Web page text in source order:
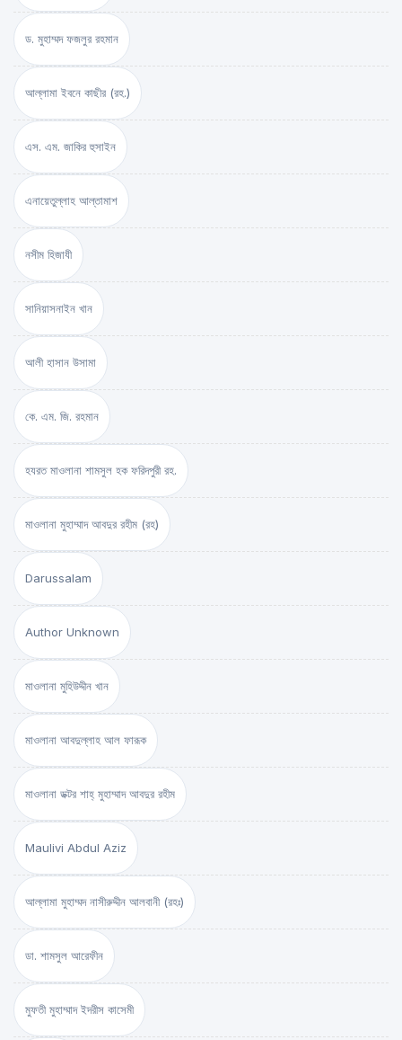
ড. মুহাম্মদ ফজলুর রহমান
আল্লামা ইবনে কাছীর (রহ.)
এস. এম. জাকির হুসাইন
এনায়েতুল্লাহ আল্‌তামাশ
নসীম হিজাযী
সানিয়াসনাইন খান
আলী হাসান উসামা
কে. এম. জি. রহমান
হযরত মাওলানা শামসুল হক ফরিদপুরী রহ.
মাওলানা মুহাম্মাদ আবদুর রহীম (রহ)
Darussalam
Author Unknown
মাওলানা মুহিউদ্দীন খান
মাওলানা আবদুল্লাহ আল ফারূক
মাওলানা ডক্টর শাহ্‌ মুহাম্মাদ আবদুর রহীম
Maulivi Abdul Aziz
আল্লামা মুহাম্মদ নাসীরুদ্দীন আলবানী (রহঃ)
ডা. শামসুল আরেফীন
মুফতী মুহাম্মাদ ইদরীস কাসেমী